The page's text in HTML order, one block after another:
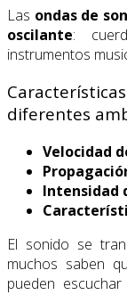
Las ondas de
oscilante:
instrumentos
diferentes
Velocidad
Intensidad
El sonido se
muchos saben
pueden